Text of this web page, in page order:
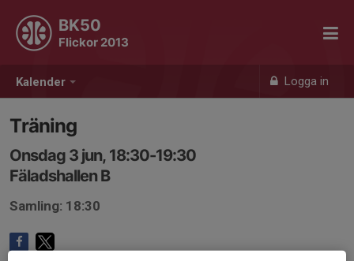
Kalender Logga in
BK50
Flickor 2013
Träning
Onsdag 3 jun, 18:30-19:30
Fäladshallen B
Samling: 18:30